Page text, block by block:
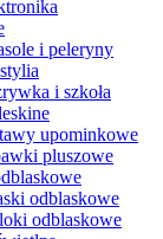
i peleryny
i szkoła
upominkowe
pluszowe
odblaskowe
odblaskowe